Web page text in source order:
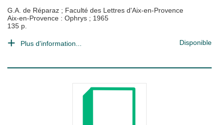
G.A. de Réparaz ; Faculté des Lettres d'Aix-en-Provence
Aix-en-Provence : Ophrys ; 1965
135 p.
Plus d'information... Disponible